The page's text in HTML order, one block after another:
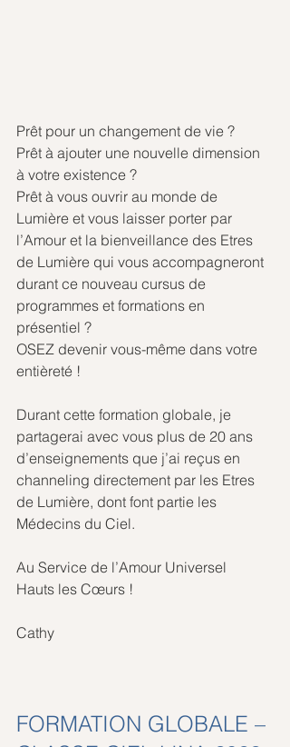
Prêt pour un changement de vie ?
Prêt à ajouter une nouvelle dimension
à votre existence ?
Prêt à vous ouvrir au monde de
Lumière et vous laisser porter par
l’Amour et la bienveillance des Etres
de Lumière qui vous accompagneront
durant ce nouveau cursus de
programmes et formations en
présentiel ?
OSEZ devenir vous-même dans votre
entièreté !
Durant cette formation globale, je
partagerai avec vous plus de 20 ans
d’enseignements que j’ai reçus en
channeling directement par les Etres
de Lumière, dont font partie les
Médecins du Ciel.
Au Service de l’Amour Universel
Hauts les Cœurs !
Cathy
FORMATION GLOBALE –